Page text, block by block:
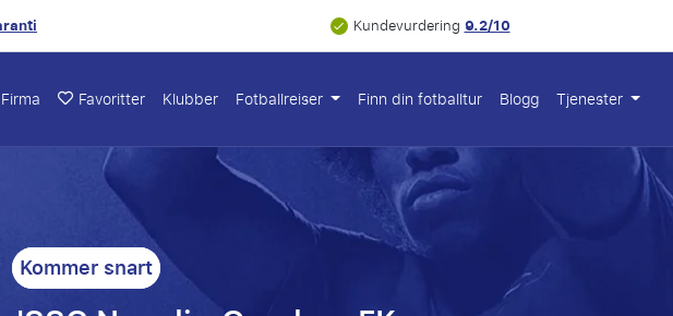
Kundevurdering9.2/10
Favoritter Klubber Fotballreiser Finn din fotballtur Blogg Tjenester
Kommer snart